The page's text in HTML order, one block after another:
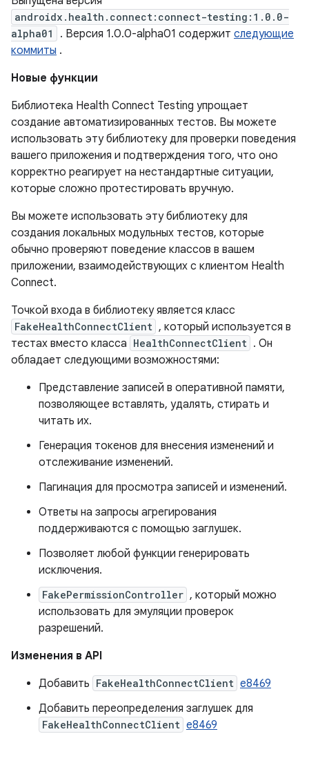
androidx.health.connect:connect-testing:1.0.0-
alpha01
. Версия 1.0.0-alpha01 содержит следующие
коммиты .
Новые функции
Библиотека Health Connect Testing упрощает
создание автоматизированных тестов. Вы можете
использовать эту библиотеку для проверки поведения
вашего приложения и подтверждения того, что оно
корректно реагирует на нестандартные ситуации,
которые сложно протестировать вручную.
Вы можете использовать эту библиотеку для
создания локальных модульных тестов, которые
обычно проверяют поведение классов в вашем
приложении, взаимодействующих с клиентом Health
Connect.
Точкой входа в библиотеку является класс
FakeHealthConnectClient , который используется в
тестах вместо класса HealthConnectClient . Он
обладает следующими возможностями:
Представление записей в оперативной памяти,
позволяющее вставлять, удалять, стирать и
читать их.
Генерация токенов для внесения изменений и
отслеживание изменений.
Пагинация для просмотра записей и изменений.
Ответы на запросы агрегирования
поддерживаются с помощью заглушек.
Позволяет любой функции генерировать
исключения.
FakePermissionController , который можно
использовать для эмуляции проверок
разрешений.
Изменения в API
Добавить FakeHealthConnectClient e8469
Добавить переопределения заглушек для
FakeHealthConnectClient e8469